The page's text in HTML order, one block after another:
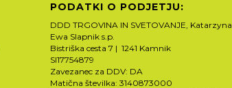
PODATKI O PODJETJU:
DDD TRGOVINA IN SVETOVANJE, Katarzyna
Ewa Slapnik s.p.
Bistriška cesta 7 | 1241 Kamnik
SI17754879
Zavezanec za DDV: DA
Matična številka: 3140873000